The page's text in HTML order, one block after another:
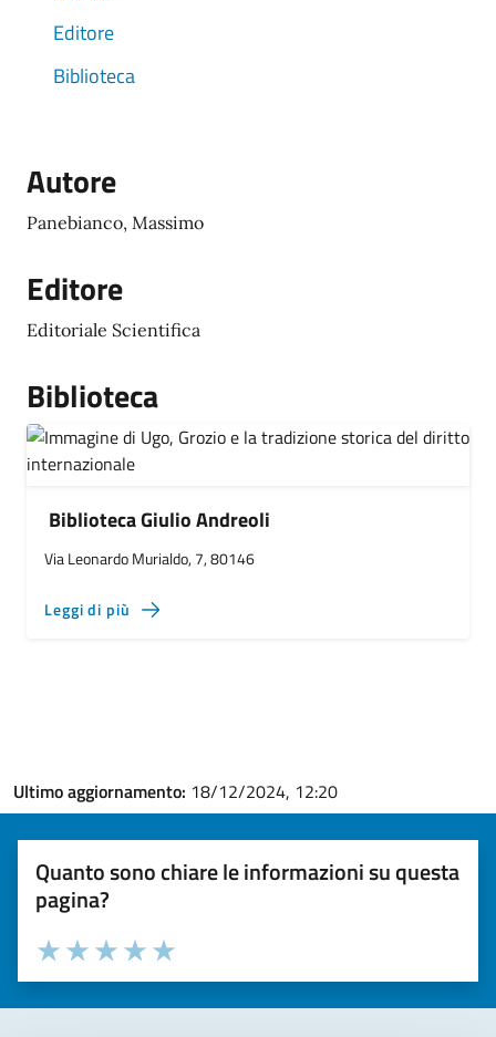
Editore
Biblioteca
Autore
Panebianco, Massimo
Editore
Editoriale Scientifica
Biblioteca
Biblioteca Giulio Andreoli
Via Leonardo Murialdo, 7, 80146
Leggi di più
Ultimo aggiornamento: 18/12/2024, 12:20
Quanto sono chiare le informazioni su questa
pagina?
Valuta la chiarezza delle informazioni (da 1 a 5 stelle)
Seleziona il numero di stelle per valutare la chiarezza delle
Valuta 5 stelle su 5
Valuta 4 stelle su 5
Valuta 3 stelle su 5
Valuta 2 stelle su 5
Valuta 1 stelle su 5